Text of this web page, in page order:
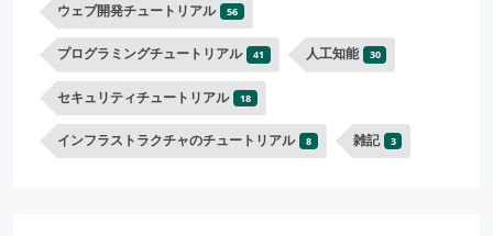
ウェブ開発チュートリアル 56
プログラミングチュートリアル 41 人工知能 30
セキュリティチュートリアル 18
インフラストラクチャのチュートリアル 8 雑記 3